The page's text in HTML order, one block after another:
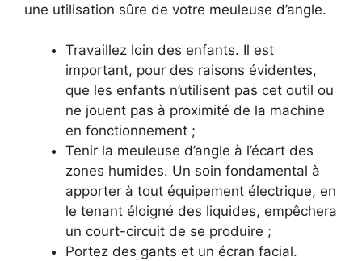
une utilisation sûre de votre meuleuse d’angle.
Travaillez loin des enfants. Il est
important, pour des raisons évidentes,
que les enfants n’utilisent pas cet outil ou
ne jouent pas à proximité de la machine
en fonctionnement ;
Tenir la meuleuse d’angle à l’écart des
zones humides. Un soin fondamental à
apporter à tout équipement électrique, en
le tenant éloigné des liquides, empêchera
un court-circuit de se produire ;
Portez des gants et un écran facial.